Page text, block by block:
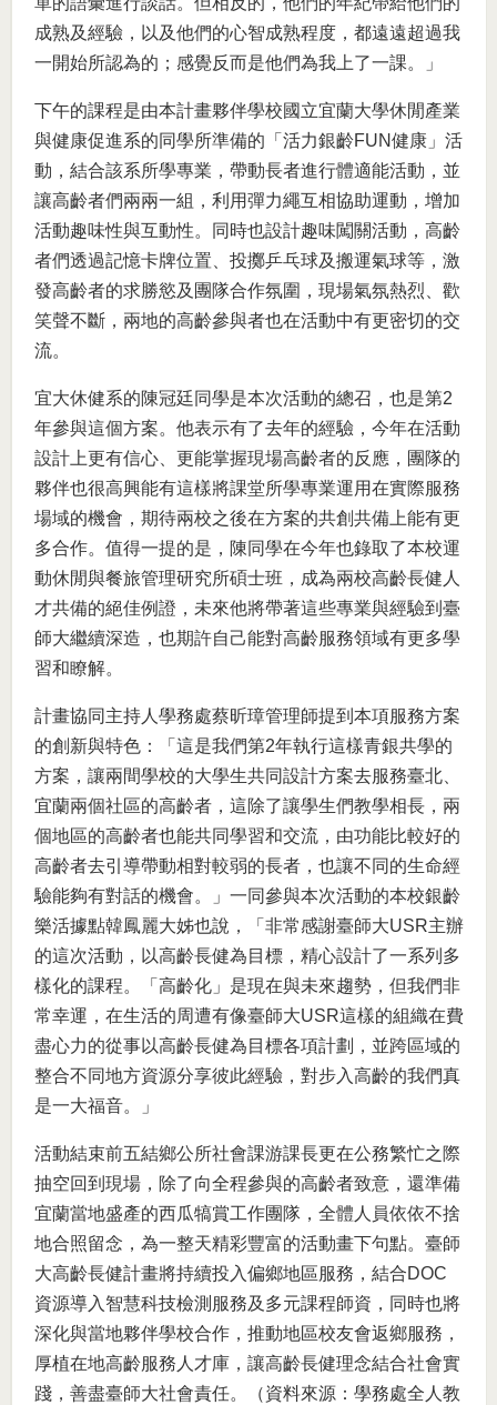
成熟及經驗，以及他們的心智成熟程度，都遠遠超過我
一開始所認為的；感覺反而是他們為我上了一課。」
下午的課程是由本計畫夥伴學校國立宜蘭大學休閒產業
與健康促進系的同學所準備的「活力銀齡FUN健康」活
動，結合該系所學專業，帶動長者進行體適能活動，並
讓高齡者們兩兩一組，利用彈力繩互相協助運動，增加
活動趣味性與互動性。同時也設計趣味闖關活動，高齡
者們透過記憶卡牌位置、投擲乒乓球及搬運氣球等，激
發高齡者的求勝慾及團隊合作氛圍，現場氣氛熱烈、歡
笑聲不斷，兩地的高齡參與者也在活動中有更密切的交
流。
宜大休健系的陳冠廷同學是本次活動的總召，也是第2
年參與這個方案。他表示有了去年的經驗，今年在活動
設計上更有信心、更能掌握現場高齡者的反應，團隊的
夥伴也很高興能有這樣將課堂所學專業運用在實際服務
場域的機會，期待兩校之後在方案的共創共備上能有更
多合作。值得一提的是，陳同學在今年也錄取了本校運
動休閒與餐旅管理研究所碩士班，成為兩校高齡長健人
才共備的絕佳例證，未來他將帶著這些專業與經驗到臺
師大繼續深造，也期許自己能對高齡服務領域有更多學
習和瞭解。
計畫協同主持人學務處蔡昕璋管理師提到本項服務方案
的創新與特色：「這是我們第2年執行這樣青銀共學的
方案，讓兩間學校的大學生共同設計方案去服務臺北、
宜蘭兩個社區的高齡者，這除了讓學生們教學相長，兩
個地區的高齡者也能共同學習和交流，由功能比較好的
高齡者去引導帶動相對較弱的長者，也讓不同的生命經
驗能夠有對話的機會。」一同參與本次活動的本校銀齡
樂活據點韓鳳麗大姊也說，「非常感謝臺師大USR主辦
的這次活動，以高齡長健為目標，精心設計了一系列多
樣化的課程。「高齡化」是現在與未來趨勢，但我們非
常幸運，在生活的周遭有像臺師大USR這樣的組織在費
盡心力的從事以高齡長健為目標各項計劃，並跨區域的
整合不同地方資源分享彼此經驗，對步入高齡的我們真
是一大福音。」
活動結束前五結鄉公所社會課游課長更在公務繁忙之際
抽空回到現場，除了向全程參與的高齡者致意，還準備
宜蘭當地盛產的西瓜犒賞工作團隊，全體人員依依不捨
地合照留念，為一整天精彩豐富的活動畫下句點。臺師
大高齡長健計畫將持續投入偏鄉地區服務，結合DOC
資源導入智慧科技檢測服務及多元課程師資，同時也將
深化與當地夥伴學校合作，推動地區校友會返鄉服務，
厚植在地高齡服務人才庫，讓高齡長健理念結合社會實
踐，善盡臺師大社會責任。（資料來源：學務處全人教